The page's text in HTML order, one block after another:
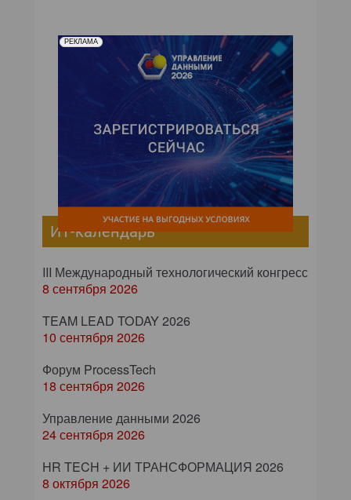
РЕКЛАМА
ИТ-календарь
III Международный технологический конгресс
8 сентября 2026
TEAM LEAD TODAY 2026
10 сентября 2026
Форум ProcessTech
18 сентября 2026
Управление данными 2026
24 сентября 2026
HR TECH + ИИ ТРАНСФОРМАЦИЯ 2026
8 октября 2026